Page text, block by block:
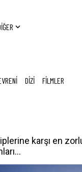
DİZİ FİLMLER
karşı en